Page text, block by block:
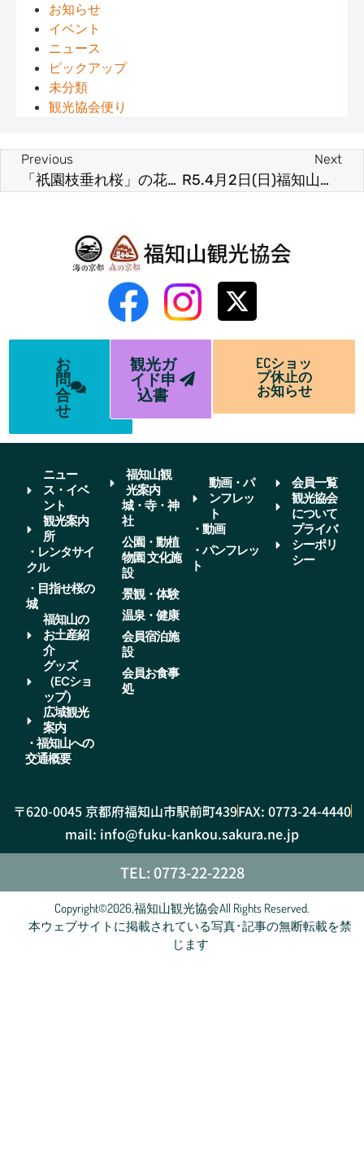
お知らせ
イベント
ニュース
ピックアップ
未分類
観光協会便り
Previous
「祇園枝垂れ桜」の花が咲き始めました！
Next
R5.4月2日(日)福知山城の桜情報(満開～散り始め）
お
問
合
せ
観光ガ
イド申
込書
ECショッ
プ休止の
お知らせ
ニュー
ス・イベ
ント
観光案内
所
・レンタサイ
クル
・目指せ桜の
城
福知山の
お土産紹
介
グッズ
（ECショ
ップ）
広域観光
案内
・福知山への
交通概要
福知山観
光案内
城・寺・神
社
公園・動植
物園 文化施
設
景観・体験
温泉・健康
会員宿泊施
設
会員お食事
処
動画・パ
ンフレッ
ト
・動画
・パンフレッ
ト
会員一覧
観光協会
について
プライバ
シーポリ
シー
〒620-0045 京都府福知山市駅前町439FAX: 0773-24-4440
mail: info@fuku-kankou.sakura.ne.jp
TEL: 0773-22-2228
Copyright©2026,福知山観光協会All Rights Reserved.
本ウェブサイトに掲載されている写真･記事の無断転載を禁
じます